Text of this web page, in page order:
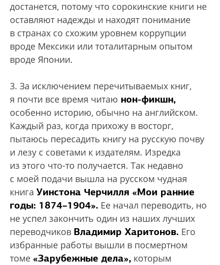
достанется, потому что сорокинские книги не
оставляют надежды и находят понимание
в странах со схожим уровнем коррупции
вроде Мексики или тоталитарным опытом
вроде Японии.
3. За исключением перечитываемых книг,
я почти все время читаю нон-фикшн,
особенно историю, обычно на английском.
Каждый раз, когда прихожу в восторг,
пытаюсь пересадить книгу на русскую почву
и лезу с советами к издателям. Изредка
из этого что-то получается. Так недавно
с моей подачи вышла на русском чудная
книга Уинстона Черчилля «Мои ранние
годы: 1874–1904». Ее начал переводить, но
не успел закончить один из наших лучших
переводчиков Владимир Харитонов. Его
избранные работы вышли в посмертном
томе «Зарубежные дела», которым